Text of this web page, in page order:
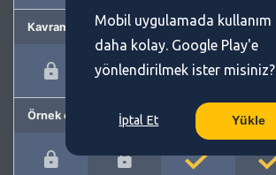
Kavram önerme
Örnek cümleler
Mobil uygulamada kullanım
daha kolay. Google Play'e
yönlendirilmek ister misiniz?
İptal Et Yükle